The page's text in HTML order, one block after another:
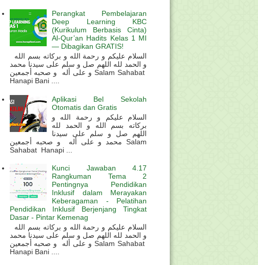
Perangkat Pembelajaran
Deep Learning KBC
(Kurikulum Berbasis Cinta)
Al-Qur’an Hadits Kelas 1 MI
— Dibagikan GRATIS!
و الحمد لله اللهم صل و سلم على سيدنا محمد
و على أله و صحبه أجمعين Salam Sahabat
Hanapi Bani ....
Aplikasi Bel Sekolah
Otomatis dan Gratis
السلام عليكم و رحمة الله و
بركاته بسم الله و الحمد لله
اللهم صل و سلم على سيدنا
محمد و على أله و صحبه أجمعين Salam
Sahabat Hanapi ...
Kunci Jawaban 4.17
Rangkuman Tema 2
Pentingnya Pendidikan
Inklusif dalam Merayakan
Keberagaman - Pelatihan
Pendidikan Inklusif Berjenjang Tingkat
Dasar - Pintar Kemenag
و الحمد لله اللهم صل و سلم على سيدنا محمد
و على أله و صحبه أجمعين Salam Sahabat
Hanapi Bani ....